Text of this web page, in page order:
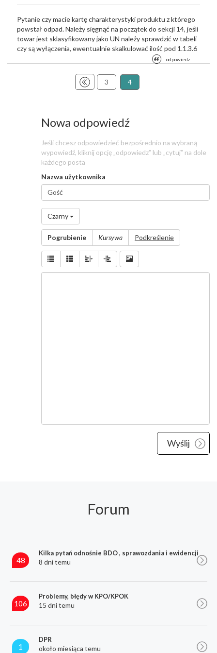
Pytanie czy macie kartę charakterystyki produktu z którego
powstał odpad. Należy sięgnąć na początek do sekcji 14, jeśli
towar jest sklasyfikowany jako UN należy sprawdzić w tabeli
czy są wyłączenia, ewentualnie skalkulować ilość pod 1.1.3.6
odpowiedz
3 4
Nowa odpowiedź
Jeśli chcesz odpowiedzieć bezpośrednio na wybraną
wypowiedź, kliknij opcję „odpowiedz” lub „cytuj” na dole
każdego posta
Nazwa użytkownika
Nazwa
użytkownika
*
Wiadomość
Czarny
Pogrubienie Kursywa Podkreślenie
Forum
48
Kilka pytań odnośnie BDO , sprawozdania i ewidencji
8 dni temu
106
Problemy, błędy w KPO/KPOK
15 dni temu
1
DPR
około miesiąca temu